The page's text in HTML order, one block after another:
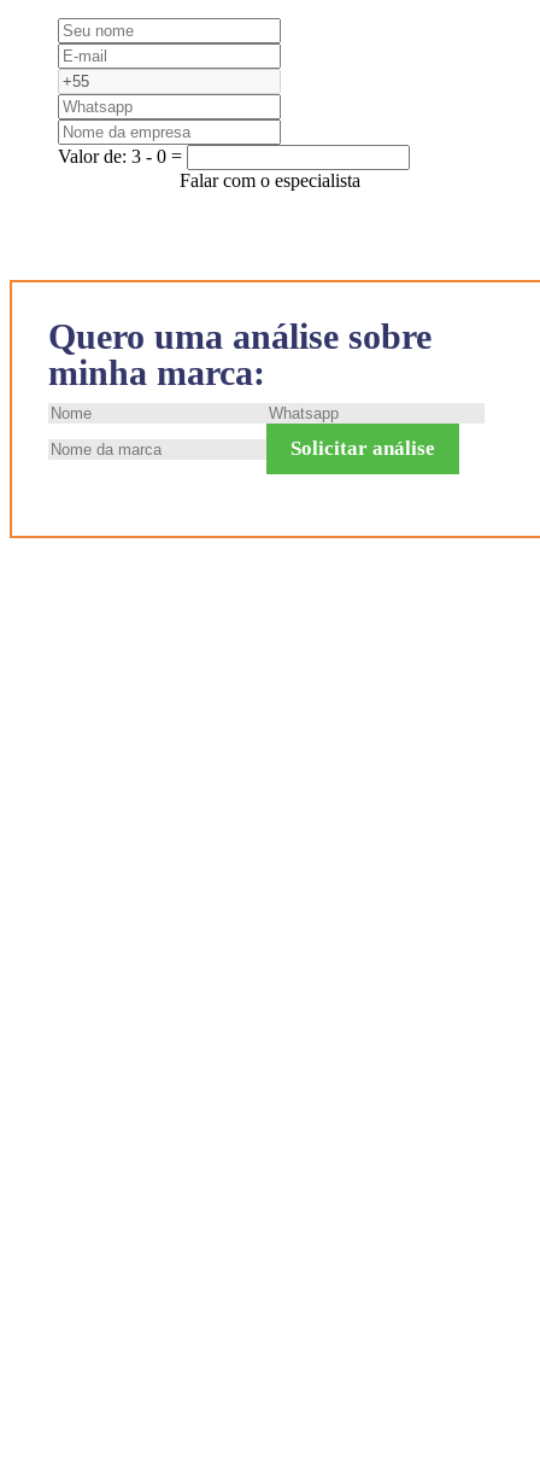
Quero uma análise sobre
minha marca:
Solicitar análise
Valor de: 3 - 0 =
Falar com o especialista